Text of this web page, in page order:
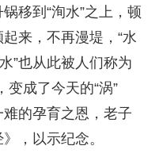
移到“洵水”之上，顿
来，不再漫堤，“水
”也从此被人们称为
变成了今天的“涡”
的孕育之恩，老子
，以示纪念。